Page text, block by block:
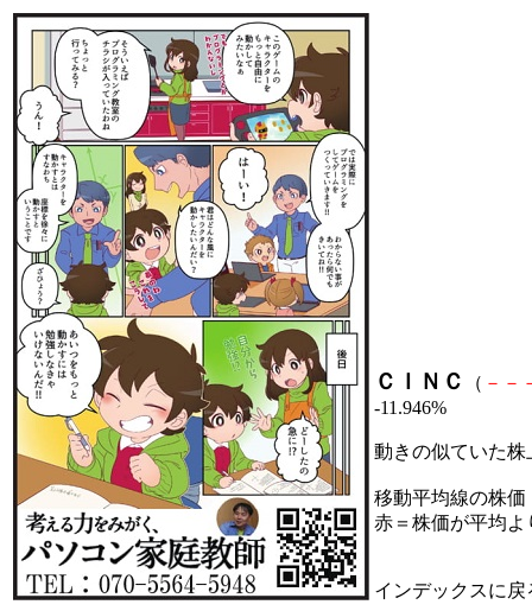
ＣＩＮＣ （ － －
-11.946%
動きの似ていた
移動平均線の株価
赤＝株価が平均
インデックスに戻